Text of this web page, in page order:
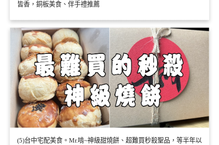
皆香，銅板美食、伴手禮推薦
(5)台中宅配美食。Mr.啃~神級甜燒餅、超難買秒殺聖品，等半年以